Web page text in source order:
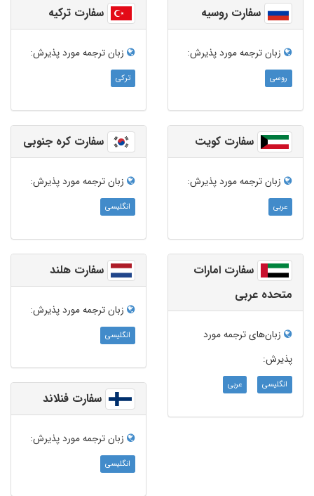
سفارت روسیه
زبان ترجمه‌ مورد پذیرش:
روسی
سفارت ترکیه
زبان ترجمه‌ مورد پذیرش:
ترکی
سفارت کویت
زبان ترجمه‌ مورد پذیرش:
عربی
سفارت کره جنوبی
زبان ترجمه‌ مورد پذیرش:
انگلیسی
سفارت امارات
متحده عربی
زبان‌های ترجمه مورد
پذیرش:
انگلیسی عربی
سفارت هلند
زبان ترجمه‌ مورد پذیرش:
انگلیسی
سفارت فنلاند
زبان ترجمه‌ مورد پذیرش:
انگلیسی